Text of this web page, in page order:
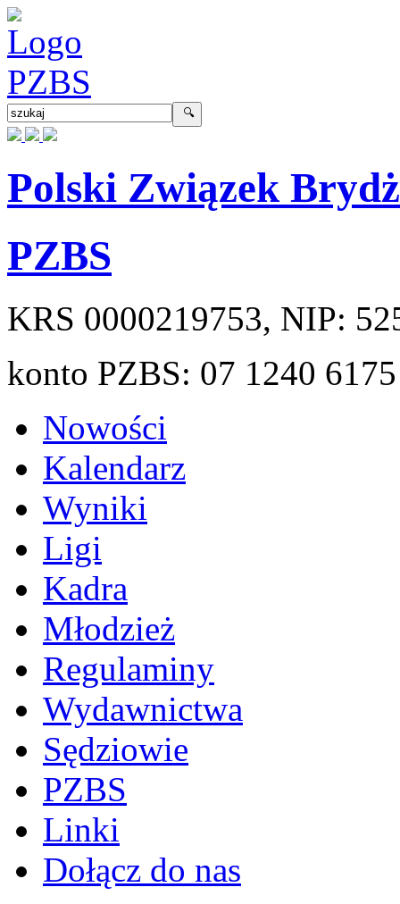
Polski Związek
PZBS
KRS 0000219753, NIP:
konto PZBS: 07 1240
Nowości
Kalendarz
Wyniki
Ligi
Kadra
Młodzież
Regulaminy
Wydawnictwa
Sędziowie
PZBS
Linki
Dołącz do nas